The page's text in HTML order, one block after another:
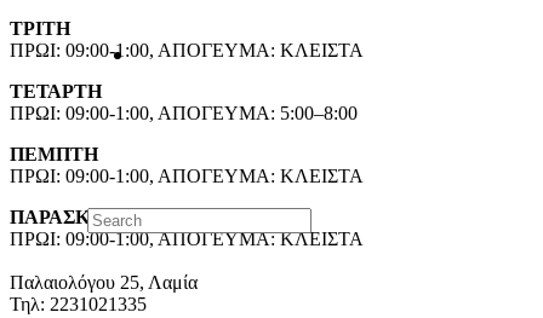
ΤΡΙΤΗ
ΠΡΩΙ: 09:00-1:00, ΑΠΟΓΕΥΜΑ: ΚΛΕΙΣΤΑ
ΤΕΤΑΡΤΗ
ΠΡΩΙ: 09:00-1:00, ΑΠΟΓΕΥΜΑ: 5:00–8:00
ΠΕΜΠΤΗ
ΠΡΩΙ: 09:00-1:00, ΑΠΟΓΕΥΜΑ: ΚΛΕΙΣΤΑ
ΠΑΡΑΣΚΕΥΗ
ΠΡΩΙ: 09:00-1:00, ΑΠΟΓΕΥΜΑ: ΚΛΕΙΣΤΑ
Παλαιολόγου 25, Λαμία
Τηλ: 2231021335